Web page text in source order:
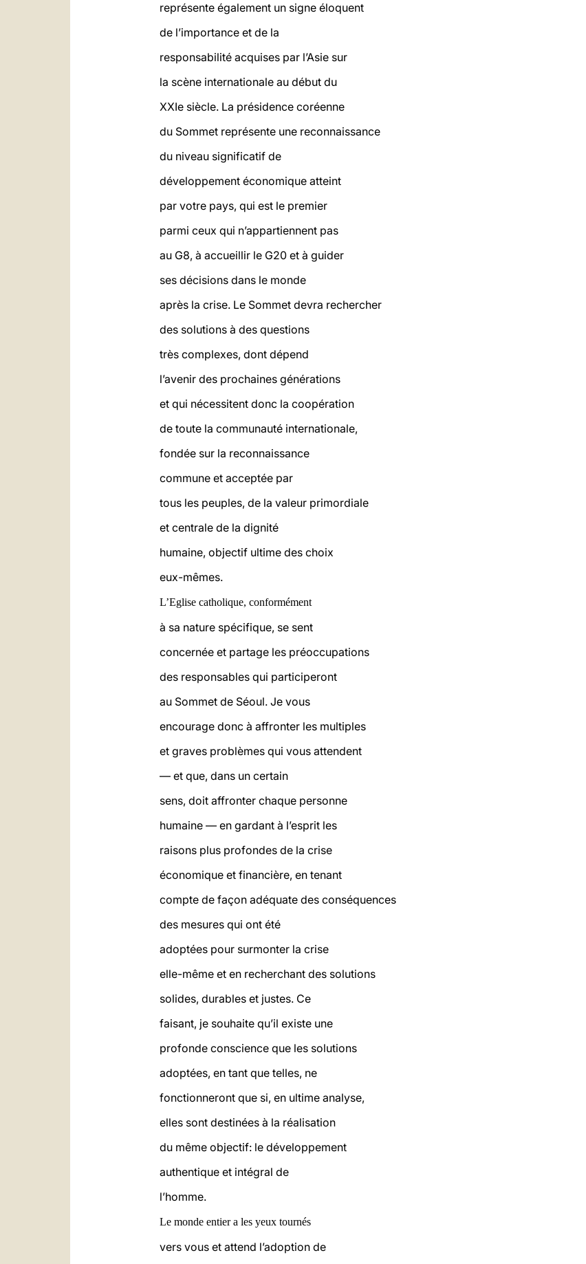
représente également un signe éloquent
de l’importance et de la
responsabilité acquises par l’Asie sur
la scène internationale au début du
XXIe siècle. La présidence coréenne
du Sommet représente une reconnaissance
du niveau significatif de
développement économique atteint
par votre pays, qui est le premier
parmi ceux qui n’appartiennent pas
au G8, à accueillir le G20 et à guider
ses décisions dans le monde
après la crise. Le Sommet devra rechercher
des solutions à des questions
très complexes, dont dépend
l’avenir des prochaines générations
et qui nécessitent donc la coopération
de toute la communauté internationale,
fondée sur la reconnaissance
commune et acceptée par
tous les peuples, de la valeur primordiale
et centrale de la dignité
humaine, objectif ultime des choix
eux-mêmes.
L’Eglise catholique, conformément
à sa nature spécifique, se sent
concernée et partage les préoccupations
des responsables qui participeront
au Sommet de Séoul. Je vous
encourage donc à affronter les multiples
et graves problèmes qui vous attendent
— et que, dans un certain
sens, doit affronter chaque personne
humaine — en gardant à l’esprit les
raisons plus profondes de la crise
économique et financière, en tenant
compte de façon adéquate des conséquences
des mesures qui ont été
adoptées pour surmonter la crise
elle-même et en recherchant des solutions
solides, durables et justes. Ce
faisant, je souhaite qu’il existe une
profonde conscience que les solutions
adoptées, en tant que telles, ne
fonctionneront que si, en ultime analyse,
elles sont destinées à la réalisation
du même objectif: le développement
authentique et intégral de
l’homme.
Le monde entier a les yeux tournés
vers vous et attend l’adoption de